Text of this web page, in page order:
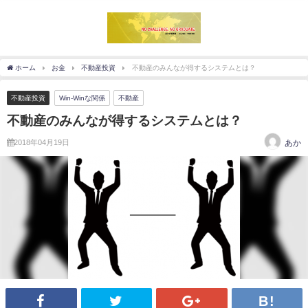
ホーム お金 不動産投資 不動産のみんなが得するシステムとは？
不動産投資 Win-Winな関係 不動産
不動産のみんなが得するシステムとは？
2018年04月19日 あか